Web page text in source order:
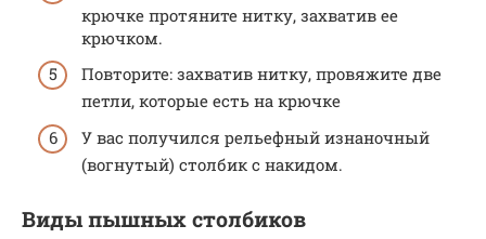
крючке протяните нитку, захватив ее
крючком.
Повторите: захватив нитку, провяжите две
петли, которые есть на крючке
У вас получился рельефный изнаночный
(вогнутый) столбик с накидом.
Виды пышных столбиков